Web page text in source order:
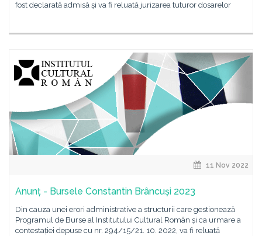
fost declarată admisă și va fi reluată jurizarea tuturor dosarelor
11 Nov 2022
Anunț - Bursele Constantin Brâncuși 2023
Din cauza unei erori administrative a structurii care gestionează
Programul de Burse al Institutului Cultural Român și ca urmare a
contestației depuse cu nr. 294/15/21. 10. 2022, va fi reluată